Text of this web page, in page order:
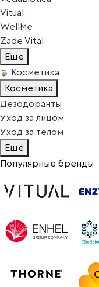
Vitual
WellMe
Zade Vital
Ещё
Косметика
Косметика
Дезодоранты
Уход за лицом
Уход за телом
Ещё
Популярные бренды